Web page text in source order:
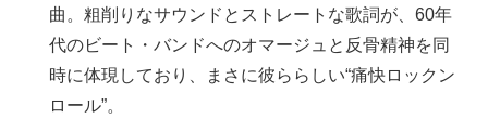
曲。粗削りなサウンドとストレートな歌詞が、60年
代のビート・バンドへのオマージュと反骨精神を同
時に体現しており、まさに彼ららしい“痛快ロックン
ロール”。